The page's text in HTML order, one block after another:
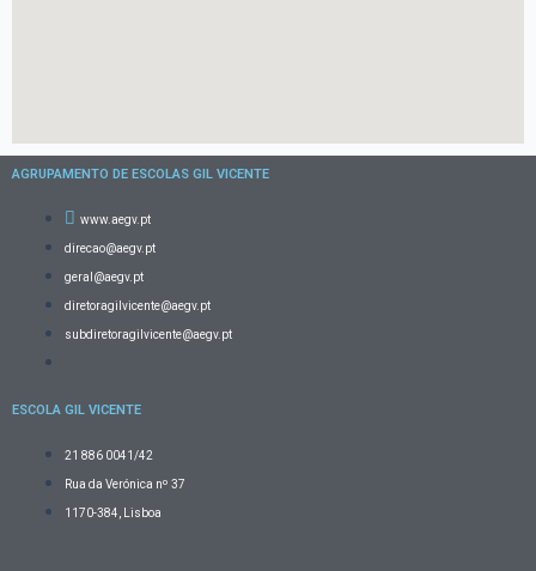
AGRUPAMENTO DE ESCOLAS GIL VICENTE
www.aegv.pt
direcao@aegv.pt
geral@aegv.pt
diretoragilvicente@aegv.pt
subdiretoragilvicente@aegv.pt
ESCOLA GIL VICENTE
21 886 0041/42
Rua da Verónica nº 37
1170-384, Lisboa